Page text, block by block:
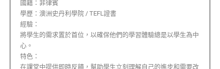
國籍： 菲律賓
學歷： 澳洲史丹利學院 / TEFL證書
經驗：
將學生的需求置於首位，以確保他們的學習體驗總是以學生為中
心。
特色：
在課堂中提供即時反饋，幫助學生立刻理解自己的進步和需要改